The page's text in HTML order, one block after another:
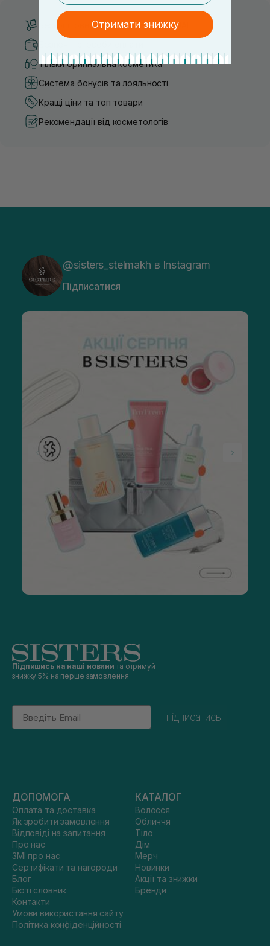
Безкоштовна доставка від 3000 UAH
Тільки оригінальна косметика
Система бонусів та лояльності
Кращі ціни та топ товари
Рекомендації від косметологів
@sisters_stelmakh в Instagram
Підписатися
Підпишись на наші новини та отримуй
знижку 5% на перше замовлення
Email
підписатись
ДОПОМОГА
Оплата та доставка
Як зробити замовлення
Відповіді на запитання
Про нас
ЗМІ про нас
Сертифікати та нагороди
Блог
Бюті словник
Контакти
Умови використання сайту
Політика конфіденційності
КАТАЛОГ
Волосся
Обличчя
Тіло
Дім
Мерч
Новинки
Акції та знижки
Бренди
Отримати знижку